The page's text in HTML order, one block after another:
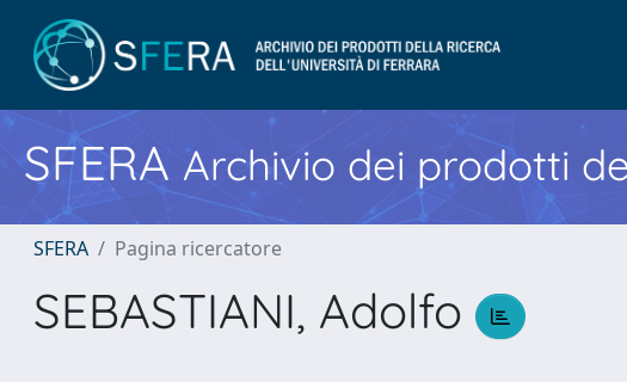
SFERA Archivio dei prodotti
SFERA Pagina ricercatore
SEBASTIANI, Adolfo